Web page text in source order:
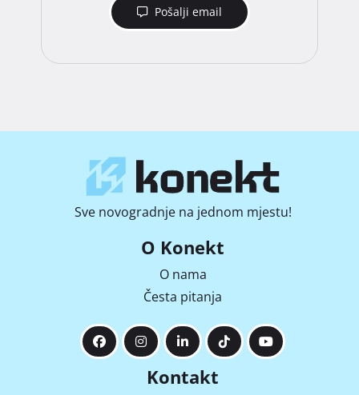
Pošalji email
Sve novogradnje na jednom mjestu!
O Konekt
O nama
Česta pitanja
Kontakt